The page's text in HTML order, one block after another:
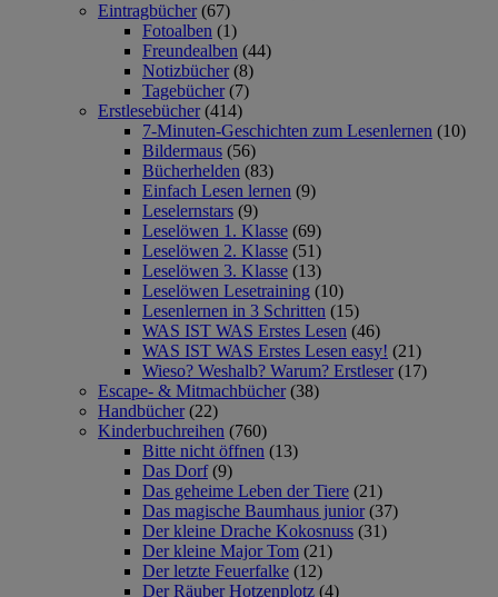
Eintragbücher (67)
Fotoalben (1)
Freundealben (44)
Notizbücher (8)
Tagebücher (7)
Erstlesebücher (414)
7-Minuten-Geschichten zum Lesenlernen (10)
Bildermaus (56)
Bücherhelden (83)
Einfach Lesen lernen (9)
Leselernstars (9)
Leselöwen 1. Klasse (69)
Leselöwen 2. Klasse (51)
Leselöwen 3. Klasse (13)
Leselöwen Lesetraining (10)
Lesenlernen in 3 Schritten (15)
WAS IST WAS Erstes Lesen (46)
WAS IST WAS Erstes Lesen easy! (21)
Wieso? Weshalb? Warum? Erstleser (17)
Escape- & Mitmachbücher (38)
Handbücher (22)
Kinderbuchreihen (760)
Bitte nicht öffnen (13)
Das Dorf (9)
Das geheime Leben der Tiere (21)
Das magische Baumhaus junior (37)
Der kleine Drache Kokosnuss (31)
Der kleine Major Tom (21)
Der letzte Feuerfalke (12)
Der Räuber Hotzenplotz (4)